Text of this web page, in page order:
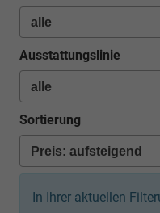
Ausstattungslinie
Sortierung
In Ihrer aktuellen